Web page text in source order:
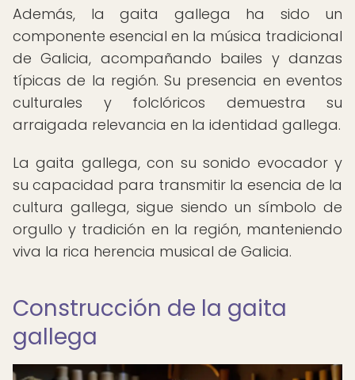
Además, la gaita gallega ha sido un
componente esencial en la música tradicional
de Galicia, acompañando bailes y danzas
típicas de la región. Su presencia en eventos
culturales y folclóricos demuestra su
arraigada relevancia en la identidad gallega.
La gaita gallega, con su sonido evocador y
su capacidad para transmitir la esencia de la
cultura gallega, sigue siendo un símbolo de
orgullo y tradición en la región, manteniendo
viva la rica herencia musical de Galicia.
Construcción de la gaita
gallega